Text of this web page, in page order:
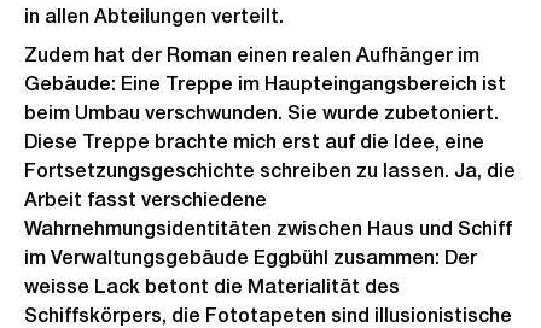
in allen Abteilungen verteilt.
Zudem hat der Roman einen realen Aufhänger im
Gebäude: Eine Treppe im Haupteingangsbereich ist
beim Umbau verschwunden. Sie wurde zubetoniert.
Diese Treppe brachte mich erst auf die Idee, eine
Fortsetzungsgeschichte schreiben zu lassen. Ja, die
Arbeit fasst verschiedene
Wahrnehmungsidentitäten zwischen Haus und Schiff
im Verwaltungsgebäude Eggbühl zusammen: Der
weisse Lack betont die Materialität des
Schiffskörpers, die Fototapeten sind illusionistische